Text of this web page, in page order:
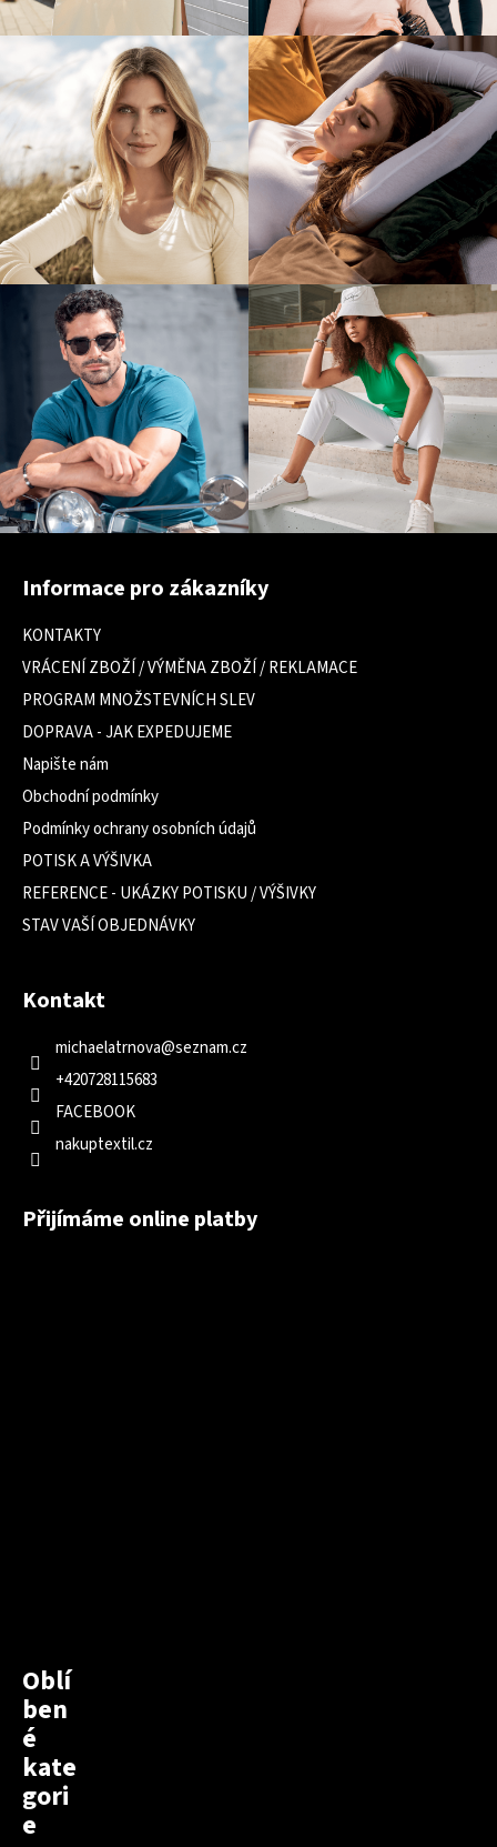
Z
Informace pro zákazníky
KONTAKTY
VRÁCENÍ ZBOŽÍ / VÝMĚNA ZBOŽÍ / REKLAMACE
PROGRAM MNOŽSTEVNÍCH SLEV
DOPRAVA - JAK EXPEDUJEME
Napište nám
Obchodní podmínky
Podmínky ochrany osobních údajů
POTISK A VÝŠIVKA
REFERENCE - UKÁZKY POTISKU / VÝŠIVKY
STAV VAŠÍ OBJEDNÁVKY
Kontakt
michaelatrnova@seznam.cz
+420728115683
FACEBOOK
nakuptextil.cz
Přijímáme online platby
Oblí
ben
é
kate
gori
e